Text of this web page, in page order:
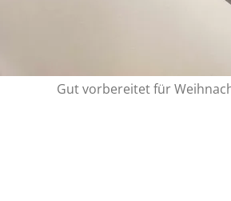
Gut vorbereitet für